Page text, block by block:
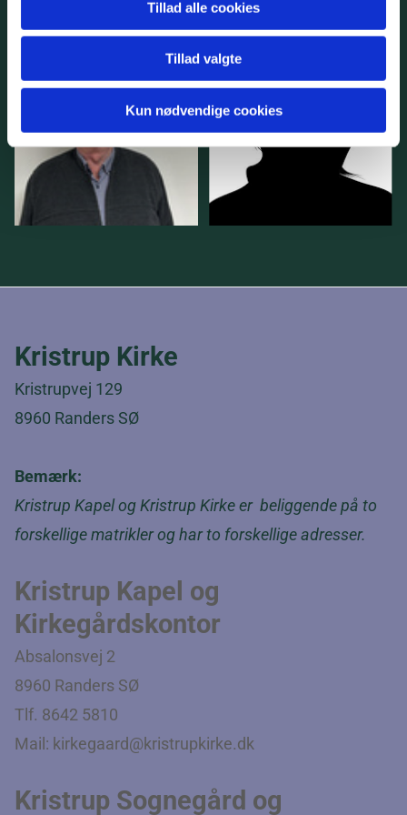
Tillad alle cookies
Tillad valgte
Kun nødvendige cookies
Kristrup Kirke
Kristrupvej 129
8960 Randers SØ
Bemærk:
Kristrup Kapel og Kristrup Kirke er beliggende på to
forskellige matrikler og har to forskellige adresser.
Kristrup Kapel og
Kirkegårdskontor
Absalonsvej 2
8960 Randers SØ
Tlf. 8642 5810
Mail: kirkegaard@kristrupkirke.dk
Kristrup Sognegård og